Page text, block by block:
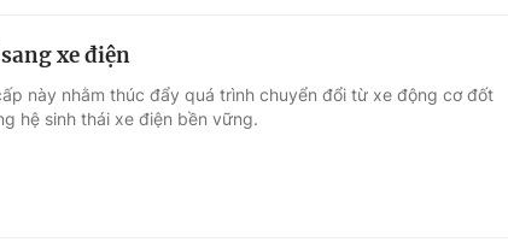
xe điện
này nhằm thúc đẩy quá trình chuyển đổi từ xe động cơ đốt
hệ sinh thái xe điện bền vững.